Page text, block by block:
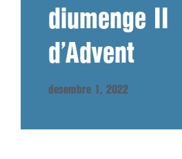
diumenge II
d’Advent
desembre 1, 2022